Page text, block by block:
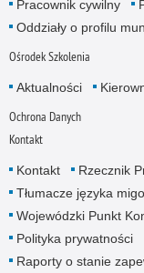
Pracownik cywilny
Oddziały o profilu
Ośrodek Szkolenia
Aktualności
Ochrona Danych
Kontakt
Kontakt Rzecznik
Tłumacze języka
Wojewódzki Punkt
Polityka prywatności
Raporty o stanie